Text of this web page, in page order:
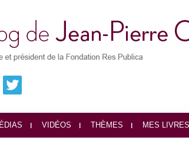
VIDÉOS THÈMES MES LIVRES